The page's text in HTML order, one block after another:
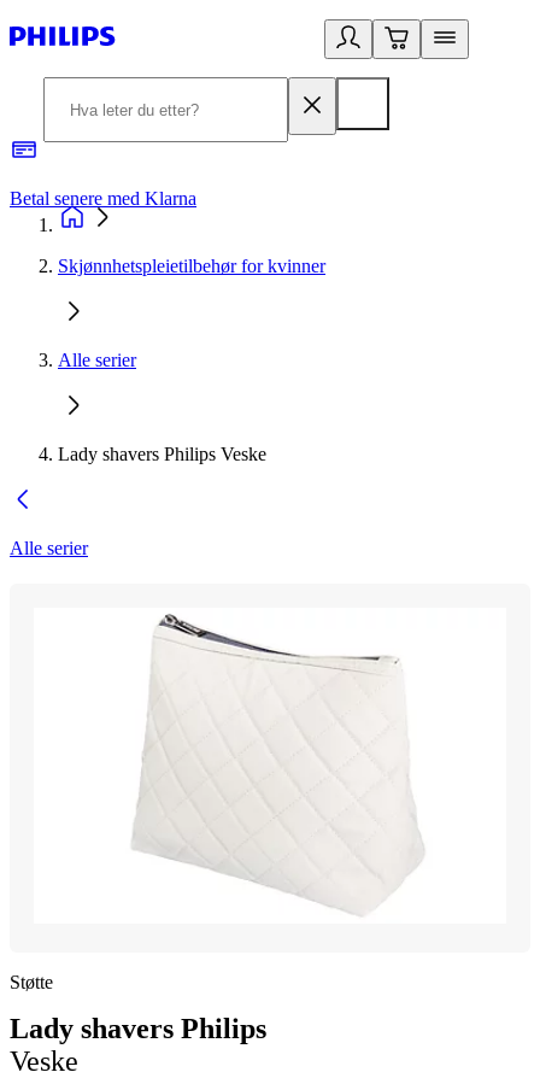
Betal senere med Klarna
Skjønnhetspleietilbehør for kvinner
Alle serier
Lady shavers Philips Veske
Alle serier
Støtte
Lady shavers Philips
Veske